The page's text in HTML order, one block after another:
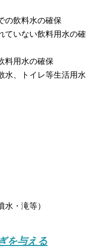
の飲料水の確保
ていない飲料用水の確
料用水の確保
水、トイレ等生活用水
水・滝等）
を与える